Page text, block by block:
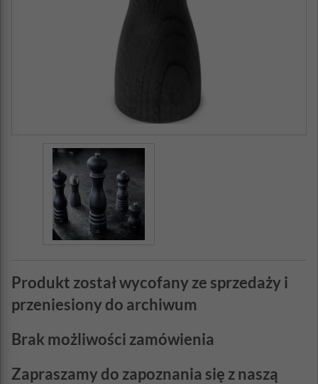
Produkt został wycofany ze sprzedaży i
przeniesiony do archiwum
Brak możliwości zamówienia
Zapraszamy do zapoznania się z naszą